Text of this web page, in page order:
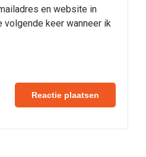
en website in
keer wanneer ik